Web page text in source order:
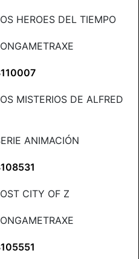
HEROES DEL TIEMPO
MISTERIOS DE ALFRED
ANIMACIÓN
CITY OF Z